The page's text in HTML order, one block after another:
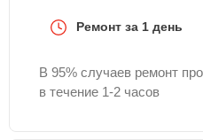
Ремонт за 1 день
В 95% случаев ремонт
в течение 1-2 часов